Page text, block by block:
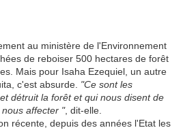
au ministère de l'Environnement
de reboiser 500 hectares de forêt
Mais pour Isaha Ezequiel, un autre
c'est absurde. "Ce sont les
détruit la forêt et qui nous disent de
affecter ", dit-elle.
récente, depuis des années l'Etat les